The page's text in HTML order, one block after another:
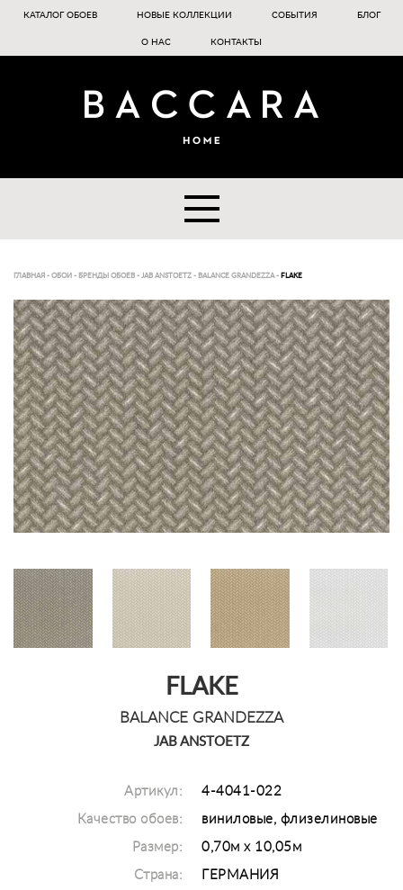
КАТАЛОГ ОБОЕВ НОВЫЕ КОЛЛЕКЦИИ СОБЫТИЯ БЛОГ
О НАС КОНТАКТЫ
ГЛАВНАЯ - ОБОИ - БРЕНДЫ ОБОЕВ - JAB ANSTOETZ - BALANCE GRANDEZZA- FLAKE
FLAKE
BALANCE GRANDEZZA
JAB ANSTOETZ
Артикул: 4-4041-022
Качество обоев: виниловые, флизелиновые
Размер: 0,70м х 10,05м
Страна: ГЕРМАНИЯ